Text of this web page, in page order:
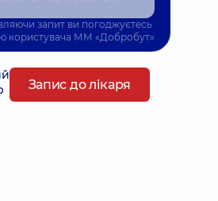
Запис до лікаря
запит ви погоджуєтесь
користувача ММ «Добробут»